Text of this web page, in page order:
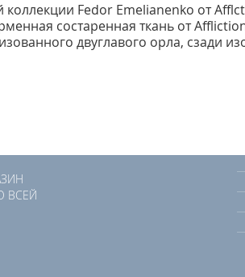
Fedor Emelianenko от
состаренная ткань от
двуглавого орла, сзади
ВСЕЙ